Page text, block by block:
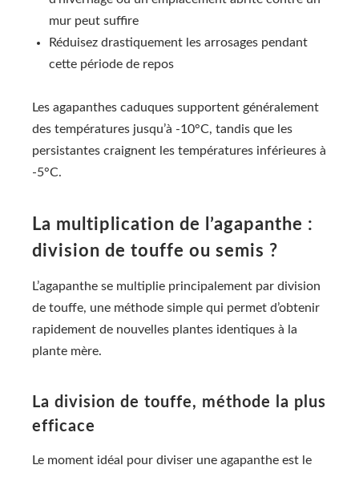
mur peut suffire
Réduisez drastiquement les arrosages pendant
cette période de repos
Les agapanthes caduques supportent généralement
des températures jusqu’à -10°C, tandis que les
persistantes craignent les températures inférieures à
-5°C.
La multiplication de l’agapanthe :
division de touffe ou semis ?
L’agapanthe se multiplie principalement par division
de touffe, une méthode simple qui permet d’obtenir
rapidement de nouvelles plantes identiques à la
plante mère.
La division de touffe, méthode la plus
efficace
Le moment idéal pour diviser une agapanthe est le